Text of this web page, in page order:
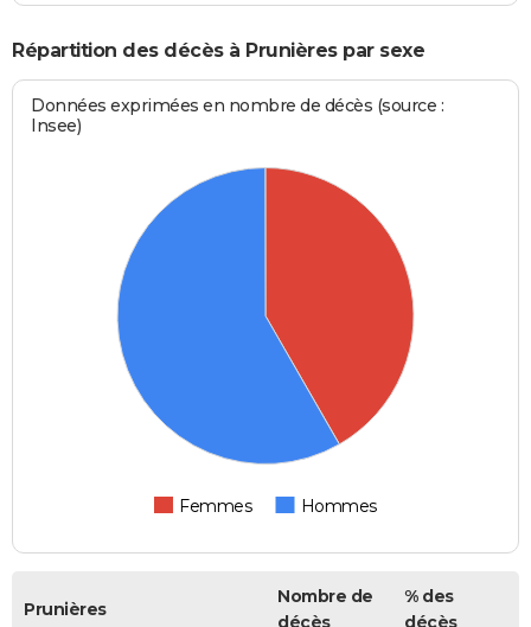
Répartition des décès à Prunières par sexe
Données exprimées en nombre de décès (source :
Insee)
Femmes Hommes
Prunières
Nombre de
décès
% des
décès